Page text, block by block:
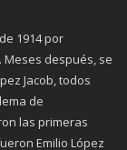
1914 por
Meses después, se
Jacob, todos
de
las primeras
Emilio López